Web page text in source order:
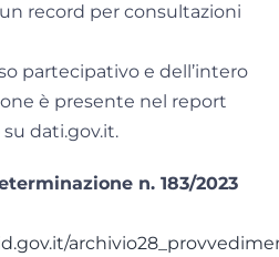
record per consultazioni
partecipativo e dell’intero
è presente nel report
dati.gov.it.
n. 183/2023